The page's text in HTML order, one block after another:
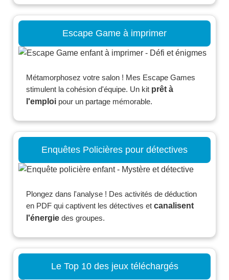
Escape Game à imprimer
Métamorphosez votre salon ! Mes Escape Games
stimulent la cohésion d'équipe. Un kit prêt à
l'emploi pour un partage mémorable.
Enquêtes Policières pour détectives
Plongez dans l'analyse ! Des activités de déduction
en PDF qui captivent les détectives et canalisent
l'énergie des groupes.
Le Top 10 des jeux téléchargés